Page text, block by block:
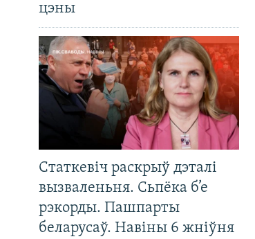
цэны
Статкевіч раскрыў дэталі
вызваленьня. Сьпёка б’е
рэкорды. Пашпарты
беларусаў. Навіны 6 жніўня